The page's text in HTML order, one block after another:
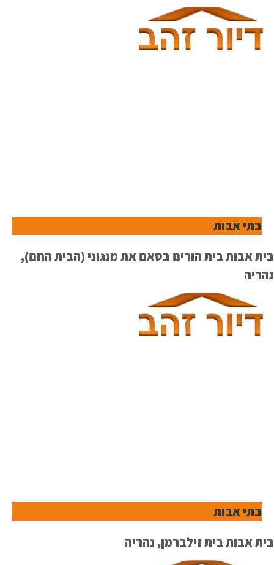
בתי אבות
בית אבות בית הורים בסאם את מנגוני (הבית החם),
נהריה
בתי אבות
בית אבות בית זילברמן, נהריה